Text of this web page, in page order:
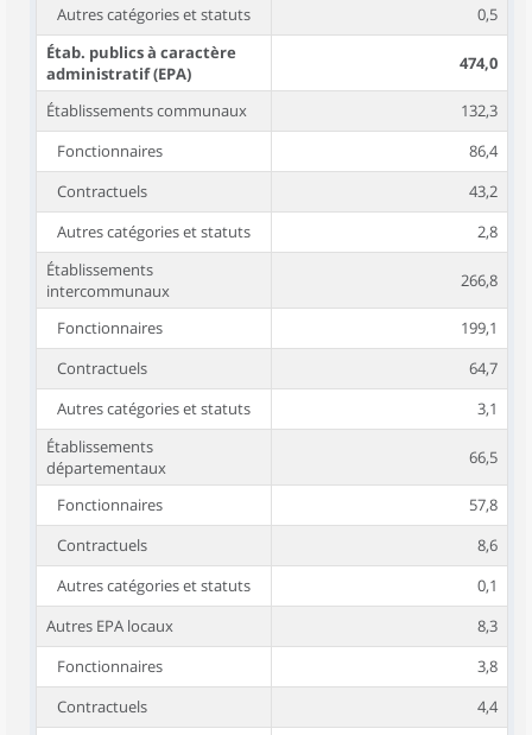
Autres catégories et statuts
0,5
Étab. publics à caractère
administratif (EPA)
474,0
Établissements communaux
132,3
Fonctionnaires
86,4
Contractuels
43,2
Autres catégories et statuts
2,8
Établissements
intercommunaux
266,8
Fonctionnaires
199,1
Contractuels
64,7
Autres catégories et statuts
3,1
Établissements
départementaux
66,5
Fonctionnaires
57,8
Contractuels
8,6
Autres catégories et statuts
0,1
Autres EPA locaux
8,3
Fonctionnaires
3,8
Contractuels
4,4